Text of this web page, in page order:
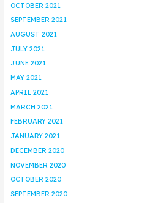
OCTOBER 2021
SEPTEMBER 2021
AUGUST 2021
JULY 2021
JUNE 2021
MAY 2021
APRIL 2021
MARCH 2021
FEBRUARY 2021
JANUARY 2021
DECEMBER 2020
NOVEMBER 2020
OCTOBER 2020
SEPTEMBER 2020